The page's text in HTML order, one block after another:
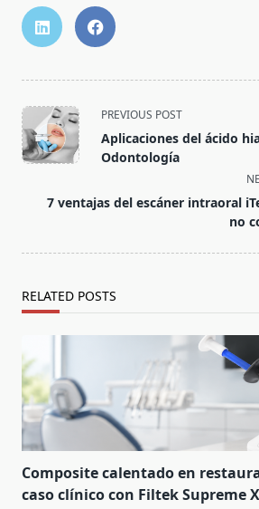
PREVIOUS POST
Aplicaciones del ácido
Odontología
7 ventajas del escáner intraoral
no
RELATED POSTS
Composite calentado en
caso clínico con Filtek Supreme